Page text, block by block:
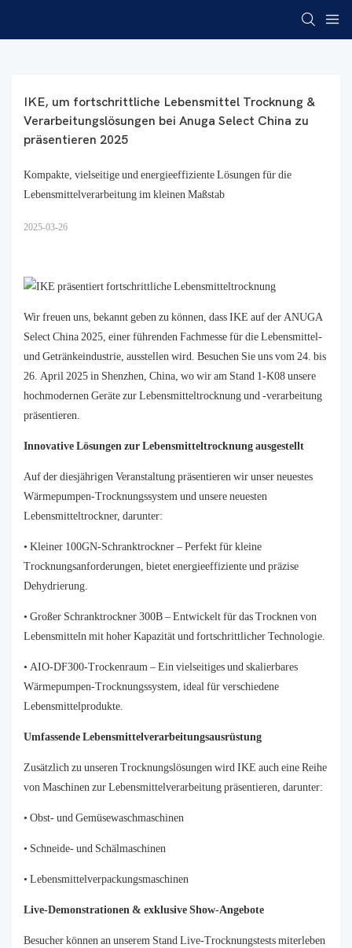
IKE, um fortschrittliche Lebensmittel Trocknung &
Verarbeitungslösungen bei Anuga Select China zu
präsentieren 2025
Kompakte, vielseitige und energieeffiziente Lösungen für die
Lebensmittelverarbeitung im kleinen Maßstab
2025-03-26
Wir freuen uns, bekannt geben zu können, dass IKE auf der ANUGA
Select China 2025, einer führenden Fachmesse für die Lebensmittel-
und Getränkeindustrie, ausstellen wird. Besuchen Sie uns vom 24. bis
26. April 2025 in Shenzhen, China, wo wir am Stand 1-K08 unsere
hochmodernen Geräte zur Lebensmitteltrocknung und -verarbeitung
präsentieren.
Innovative Lösungen zur Lebensmitteltrocknung ausgestellt
Auf der diesjährigen Veranstaltung präsentieren wir unser neuestes
Wärmepumpen-Trocknungssystem und unsere neuesten
Lebensmitteltrockner, darunter:
• Kleiner 100GN-Schranktrockner – Perfekt für kleine
Trocknungsanforderungen, bietet energieeffiziente und präzise
Dehydrierung.
• Großer Schranktrockner 300B – Entwickelt für das Trocknen von
Lebensmitteln mit hoher Kapazität und fortschrittlicher Technologie.
• AIO-DF300-Trockenraum – Ein vielseitiges und skalierbares
Wärmepumpen-Trocknungssystem, ideal für verschiedene
Lebensmittelprodukte.
Umfassende Lebensmittelverarbeitungsausrüstung
Zusätzlich zu unseren Trocknungslösungen wird IKE auch eine Reihe
von Maschinen zur Lebensmittelverarbeitung präsentieren, darunter:
• Obst- und Gemüsewaschmaschinen
• Schneide- und Schälmaschinen
• Lebensmittelverpackungsmaschinen
Live-Demonstrationen & exklusive Show-Angebote
Besucher können an unserem Stand Live-Trocknungstests miterleben